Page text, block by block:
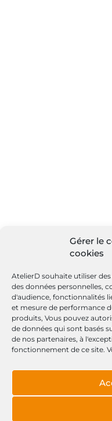
Gérer le
cookies
AtelierD souhaite utiliser
des données personnelles,
d'audience, fonctionnalités
et mesure de performance
produits, Vous pouvez
de données qui sont basés
de nos partenaires, à
fonctionnement de ce site.